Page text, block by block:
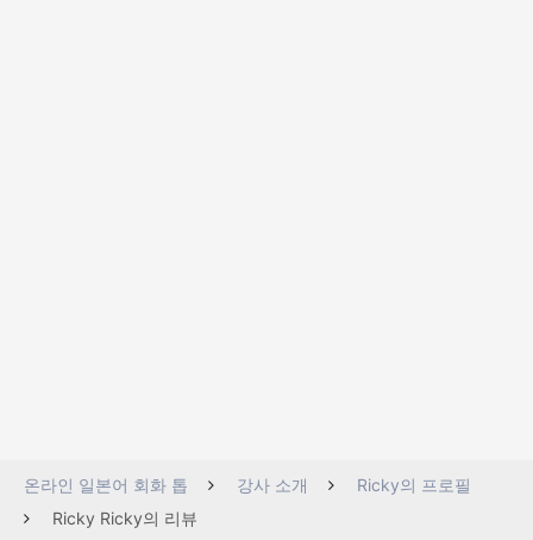
온라인 일본어 회화 톱 강사 소개
Ricky의 프로필
Ricky Ricky의 리뷰